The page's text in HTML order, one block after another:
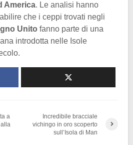
America. Le analisi hanno
che i ceppi trovati negli
Unito fanno parte di una
introdotta nelle Isole
a
Incredibile bracciale
vichingo in oro scoperto
sull’Isola di Man